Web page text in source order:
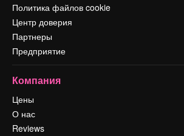
Политика файлов cookie
Центр доверия
Партнеры
Предприятие
Компания
Цены
О нас
Reviews